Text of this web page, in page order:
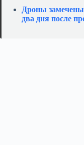
Дроны замечены
два дня после